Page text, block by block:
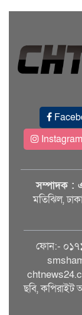
Instagram
সম্পাদক :
মতিঝিল,
ফোন:-
ছবি, কপিরাইট